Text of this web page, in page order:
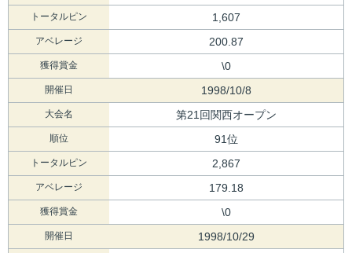
トータルピン 1,607
アベレージ 200.87
獲得賞金 \0
開催日 1998/10/8
大会名 第21回関西オープン
順位 91位
トータルピン 2,867
アベレージ 179.18
獲得賞金 \0
開催日 1998/10/29